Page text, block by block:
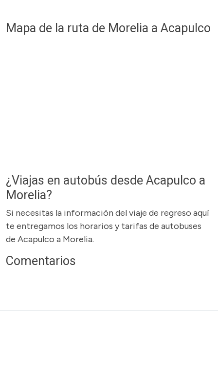
Mapa de la ruta de Morelia a Acapulco
¿Viajas en autobús desde Acapulco a
Morelia?
Si necesitas la información del viaje de regreso aquí
te entregamos los horarios y tarifas de autobuses
de Acapulco a Morelia.
Comentarios